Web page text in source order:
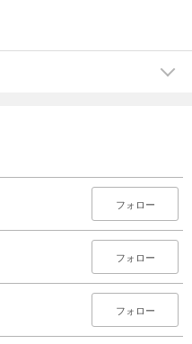
フォロー
フォロー
フォロー